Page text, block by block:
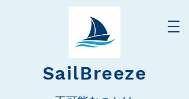
SailBreeze